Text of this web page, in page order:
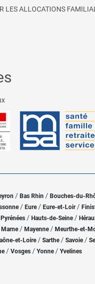
LES ALLOCATIONS
/ Bas Rhin / Bouches-du-
/ Eure/ Eure-et-Loir /
/ Hauts-de-Seine/
Marne/ Mayenne/ Meurthe-et-
et-Loire/ Sarthe/ Savoie/
/ Vosges / Yonne/ Yvelines